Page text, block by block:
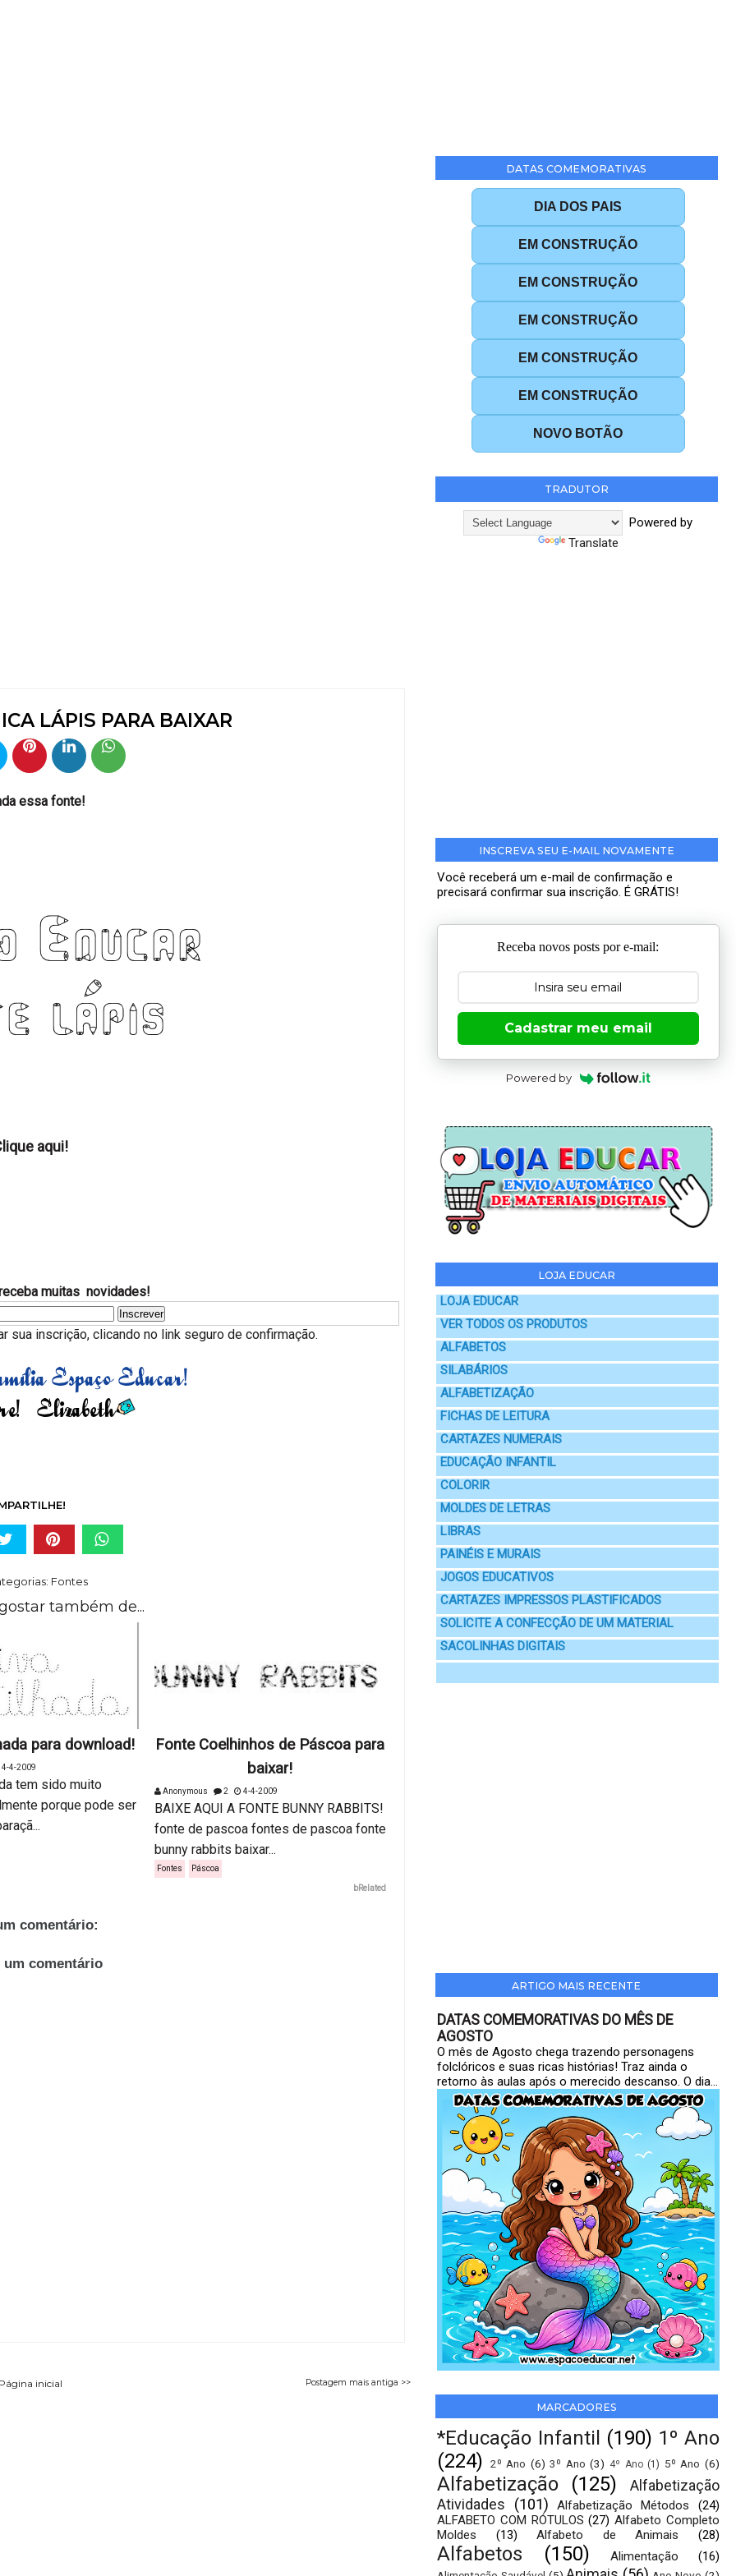
LÁPIS PARA BAIXAR
essa fonte!
aqui!
muitas novidades!
inscrição, clicando no link seguro de confirmação.
Fontes
também de...
para download!
4-4-2009
tem sido muito
porque pode ser
Fonte Coelhinhos de Páscoa para
baixar!
Anonymous 2 4-4-2009
BAIXE AQUI A FONTE BUNNY RABBITS!
fonte de pascoa fontes de pascoa fonte
bunny rabbits baixar...
Fontes Páscoa
bRelated
comentário:
um comentário
Postagem mais antiga >>
inicial
DATAS COMEMORATIVAS
DIA DOS PAIS
EM CONSTRUÇÃO
EM CONSTRUÇÃO
EM CONSTRUÇÃO
EM CONSTRUÇÃO
EM CONSTRUÇÃO
NOVO BOTÃO
TRADUTOR
Powered by
Translate
INSCREVA SEU E-MAIL NOVAMENTE
Você receberá um e-mail de confirmação e
precisará confirmar sua inscrição. É GRÁTIS!
Receba novos posts por e-mail:
Cadastrar meu email
Powered by
LOJA EDUCAR
LOJA EDUCAR
VER TODOS OS PRODUTOS
ALFABETOS
SILABÁRIOS
ALFABETIZAÇÃO
FICHAS DE LEITURA
CARTAZES NUMERAIS
EDUCAÇÃO INFANTIL
COLORIR
MOLDES DE LETRAS
LIBRAS
PAINÉIS E MURAIS
JOGOS EDUCATIVOS
CARTAZES IMPRESSOS PLASTIFICADOS
SOLICITE A CONFECÇÃO DE UM MATERIAL
SACOLINHAS DIGITAIS
ARTIGO MAIS RECENTE
DATAS COMEMORATIVAS DO MÊS DE
AGOSTO
O mês de Agosto chega trazendo personagens
folclóricos e suas ricas histórias! Traz ainda o
retorno às aulas após o merecido descanso. O dia...
MARCADORES
*Educação Infantil (190) 1º Ano
(224)
2º Ano (6) 3º Ano (3) 4º Ano (1) 5º Ano (6)
Alfabetização (125)
Alfabetização
Atividades
(101) Alfabetização Métodos
(24)
ALFABETO COM RÓTULOS (27) Alfabeto Completo
Moldes
(13) Alfabeto de Animais (28)
Alfabetos (150) Alimentação (16)